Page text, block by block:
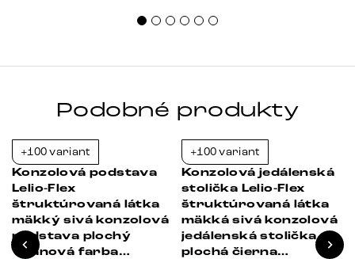
Podobné produkty
+100 variant
Konzolová podstava
Lelio-Flex
štruktúrovaná látka
mäkký sivá konzolová
podstava plochý
Titánová farba
+100 variant
Konzolová jedálenská
stolička Lelio-Flex
štruktúrovaná látka
mäkká sivá konzolová
jedálenská stolička
plochá čierna